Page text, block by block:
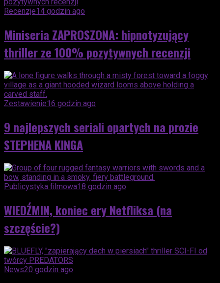
Recenzje14 godzin ago
Miniseria ZAPROSZONA: hipnotyzujący
thriller ze 100% pozytywnych recenzji
Zestawienie16 godzin ago
9 najlepszych seriali opartych na prozie
STEPHENA KINGA
Publicystyka filmowa18 godzin ago
WIEDŹMIN, koniec ery Netfliksa (na
szczęście?)
News20 godzin ago